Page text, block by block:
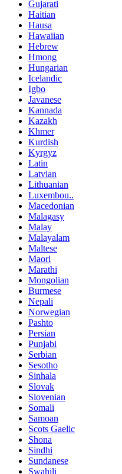
Gujarati
Haitian
Hausa
Hawaiian
Hebrew
Hmong
Hungarian
Icelandic
Igbo
Javanese
Kannada
Kazakh
Khmer
Kurdish
Kyrgyz
Latin
Latvian
Lithuanian
Luxembou..
Macedonian
Malagasy
Malay
Malayalam
Maltese
Maori
Marathi
Mongolian
Burmese
Nepali
Norwegian
Pashto
Persian
Punjabi
Serbian
Sesotho
Sinhala
Slovak
Slovenian
Somali
Samoan
Scots Gaelic
Shona
Sindhi
Sundanese
Swahili